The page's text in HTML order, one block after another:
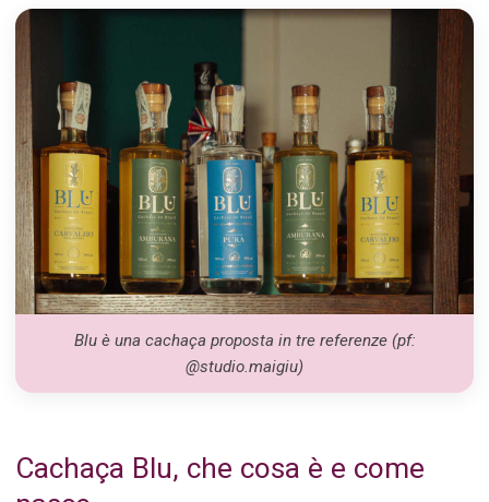
Blu è una cachaça proposta in tre referenze (pf:
@studio.maigiu)
Cachaça Blu, che cosa è e come